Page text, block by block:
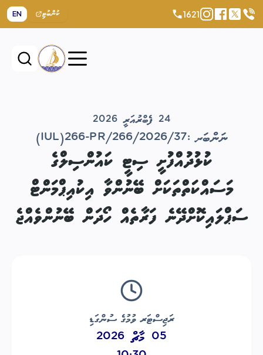
1621 ކުންބުޓި EN
24 ފެބްރުއަރީ 2026
ނަންބަރ :(IUL)266-PR/266/2026/37
ކުޅުދުއްފުށީ ސިޓީ ކައުންސިލްގެ
މަސައްކަތްތަކަށް ބޭނުންވާ އިކުއިޕްމަންޓް
ސަޕްލައިކޮށްދޭނެ ފަރާތެއް ހޯދަން ބޭނުންވެއްޖެ
ރަޖިސްޓަރ ވުމުގެ ސުންގަޑި
05 މާޗް 2026